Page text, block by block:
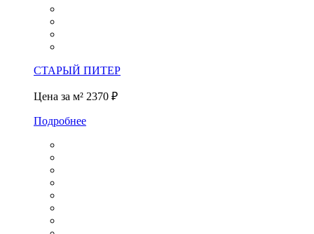
СТАРЫЙ ПИТЕР
Цена за м² 2370 ₽
Подробнее